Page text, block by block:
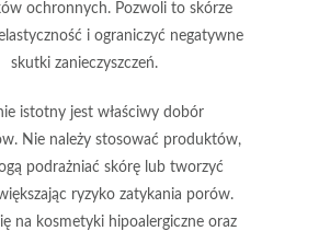
ochronnych. Pozwoli to skórze
i ograniczyć negatywne
skutki zanieczyszczeń.
istotny jest właściwy dobór
. Nie należy stosować produktów,
podrażniać skórę lub tworzyć
ryzyko zatykania porów.
na kosmetyki hipoalergiczne oraz